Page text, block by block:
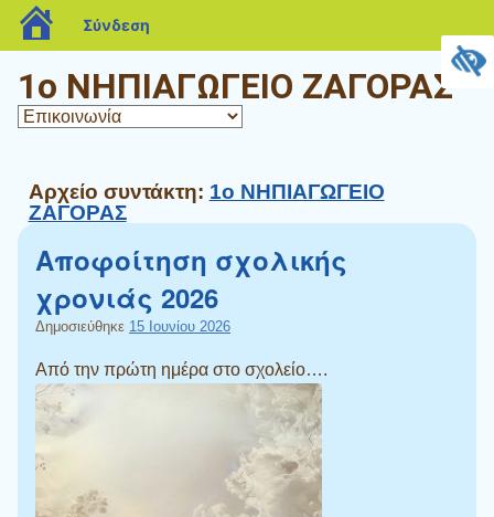
1ο ΝΗΠΙΑΓΩΓΕΙΟ ΖΑΓΟΡΑΣ
Αρχείο συντάκτη: 1ο ΝΗΠΙΑΓΩΓΕΙΟ
ΖΑΓΟΡΑΣ
Αποφοίτηση σχολικής
χρονιάς 2026
Δημοσιεύθηκε 15 Ιουνίου 2026
Από την πρώτη ημέρα στο σχολείο….
blogs.sch.gr
Σύνδεση